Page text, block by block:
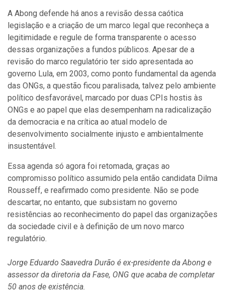
A Abong defende há anos a revisão dessa caótica
legislação e a criação de um marco legal que reconheça a
legitimidade e regule de forma transparente o acesso
dessas organizações a fundos públicos. Apesar de a
revisão do marco regulatório ter sido apresentada ao
governo Lula, em 2003, como ponto fundamental da agenda
das ONGs, a questão ficou paralisada, talvez pelo ambiente
político desfavorável, marcado por duas CPIs hostis às
ONGs e ao papel que elas desempenham na radicalização
da democracia e na crítica ao atual modelo de
desenvolvimento socialmente injusto e ambientalmente
insustentável.
Essa agenda só agora foi retomada, graças ao
compromisso político assumido pela então candidata Dilma
Rousseff, e reafirmado como presidente. Não se pode
descartar, no entanto, que subsistam no governo
resistências ao reconhecimento do papel das organizações
da sociedade civil e à definição de um novo marco
regulatório.
Jorge Eduardo Saavedra Durão é ex-presidente da Abong e
assessor da diretoria da Fase, ONG que acaba de completar
50 anos de existência.